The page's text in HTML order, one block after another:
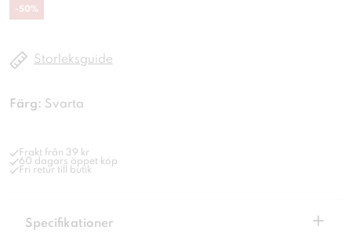
-50%
Storleksguide
Färg: Svarta
Frakt från 39 kr
60 dagars öppet köp
Fri retur till butik
Specifikationer +